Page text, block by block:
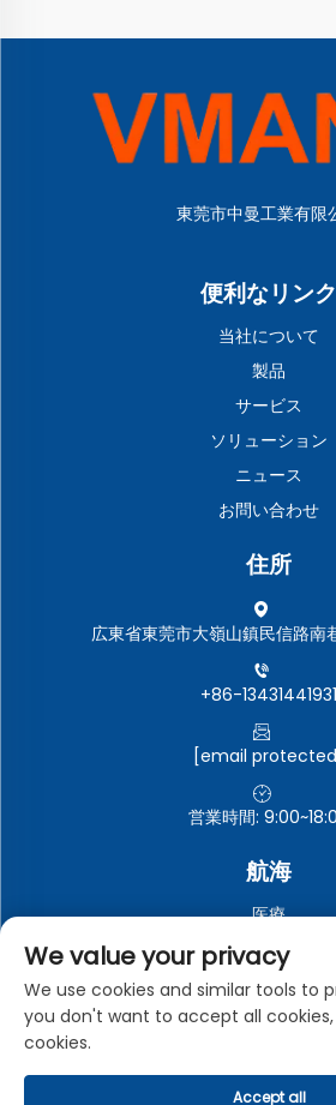
東莞市中曼工業有限
便利なリンク
当社について
製品
サービス
ソリューション
ニュース
お問い合わせ
住所
広東省東莞市大嶺山鎮民信路南
+86-13431441931
[email
営業時間:
航海
医療
自動車電子機器
電子・電気機器
工業用
We value your privacy
We use cookies and similar tools to
you don't want to accept all cookies,
cookies.
Accept all